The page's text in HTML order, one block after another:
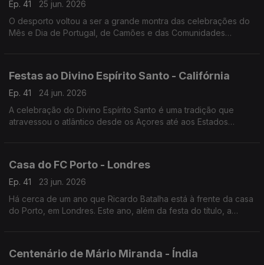
Ep. 41
25 jun. 2026
O desporto voltou a ser a grande montra das celebrações do
Mês e Dia de Portugal, de Camões e das Comunidades
Festas ao Divino Espírito Santo - Califórnia
Ep. 41
24 jun. 2026
A celebração do Divino Espírito Santo é uma tradição que
atravessou o atlântico desde os Açores até aos Estados
Casa do FC Porto - Londres
Ep. 41
23 jun. 2026
Há cerca de um ano que Ricardo Batalha está à frente da casa
do Porto, em Londres. Este ano, além da festa do título, a
Centenário de Mário Miranda - Índia